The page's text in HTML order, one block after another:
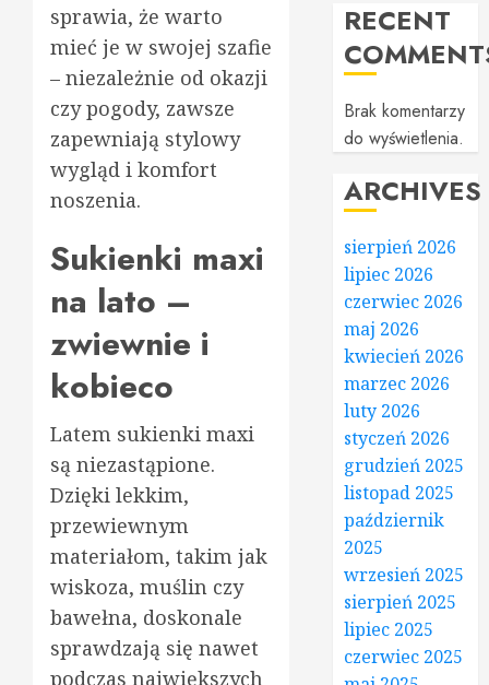
sprawia, że warto
mieć je w swojej szafie
– niezależnie od okazji
czy pogody, zawsze
zapewniają stylowy
wygląd i komfort
noszenia.
Sukienki maxi
na lato –
zwiewnie i
kobieco
Latem sukienki maxi
są niezastąpione.
Dzięki lekkim,
przewiewnym
materiałom, takim jak
wiskoza, muślin czy
bawełna, doskonale
sprawdzają się nawet
podczas największych
RECENT
Brak komentarzy
do wyświetlenia.
ARCHIVES
sierpień 2026
lipiec 2026
czerwiec 2026
maj 2026
kwiecień 2026
marzec 2026
luty 2026
styczeń 2026
grudzień 2025
listopad 2025
październik
2025
wrzesień 2025
sierpień 2025
lipiec 2025
czerwiec 2025